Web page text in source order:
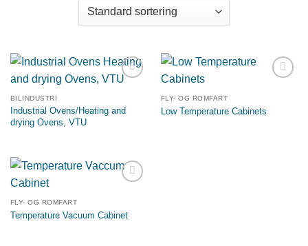
BILINDUSTRI
Industrial Ovens/Heating and
drying Ovens, VTU
FLY- OG ROMFART
Low Temperature Cabinets
FLY- OG ROMFART
Temperature Vacuum Cabinet